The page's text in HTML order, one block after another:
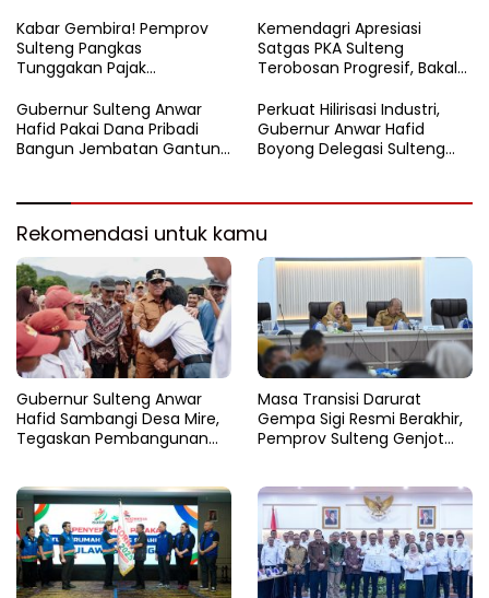
Kabar Gembira! Pemprov
Sulteng Pangkas
Tunggakan Pajak
Persen
Kemendagri Apresiasi
Satgas PKA Sulteng
Terobosan Progresif, Bakal
Nasional
Gubernur Sulteng Anwar
Hafid Pakai Dana Pribadi
Bangun Jembatan Gantung
Perkuat Hilirisasi Industri,
Gubernur Anwar Hafid
Boyong Delegasi Sulteng
Rekomendasi untuk kamu
Gubernur Sulteng Anwar
Hafid Sambangi Desa Mire,
Tegaskan Pembangunan
Masa Transisi Darurat
Gempa Sigi Resmi Berakhir,
Pemprov Sulteng Genjot